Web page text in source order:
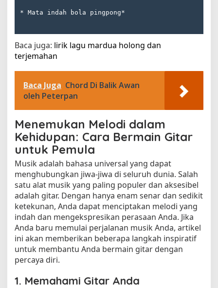
* Mata indah bola pingpong*
Baca juga: lirik lagu mardua holong dan
terjemahan​
Baca Juga Chord Di Balik Awan
oleh Peterpan
Menemukan Melodi dalam
Kehidupan: Cara Bermain Gitar
untuk Pemula
Musik adalah bahasa universal yang dapat
menghubungkan jiwa-jiwa di seluruh dunia. Salah
satu alat musik yang paling populer dan aksesibel
adalah gitar. Dengan hanya enam senar dan sedikit
ketekunan, Anda dapat menciptakan melodi yang
indah dan mengekspresikan perasaan Anda. Jika
Anda baru memulai perjalanan musik Anda, artikel
ini akan memberikan beberapa langkah inspiratif
untuk membantu Anda bermain gitar dengan
percaya diri.
1. Memahami Gitar Anda